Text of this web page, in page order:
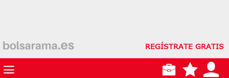
REGÍSTRATE GRATIS